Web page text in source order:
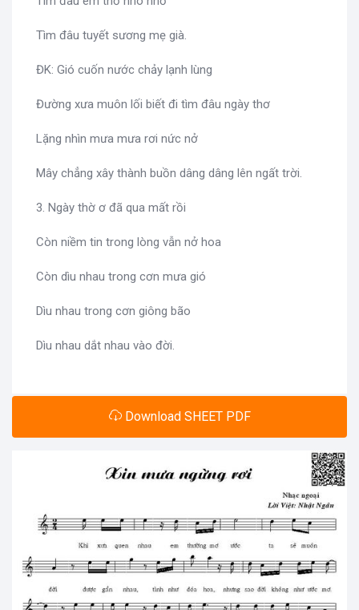
Tìm đâu tuyết sương mẹ già.
ĐK: Gió cuốn nước chảy lạnh lùng
Đường xưa muôn lối biết đi tìm đâu ngày thơ
Lặng nhìn mưa mưa rơi nức nở
Mây chẳng xây thành buồn dâng dâng lên ngất trời.
3. Ngày thờ ơ đã qua mất rồi
Còn niềm tin trong lòng vẫn nở hoa
Còn dìu nhau trong cơn mưa gió
Dìu nhau trong cơn giông bão
Dìu nhau dắt nhau vào đời.
Download SHEET PDF